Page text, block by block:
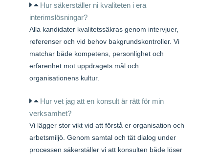
Hur säkerställer ni kvaliteten i era
interimslösningar?
Alla kandidater kvalitetssäkras genom intervjuer,
referenser och vid behov bakgrundskontroller. Vi
matchar både kompetens, personlighet och
erfarenhet mot uppdragets mål och
organisationens kultur.
Hur vet jag att en konsult är rätt för min
verksamhet?
Vi lägger stor vikt vid att förstå er organisation och
arbetsmiljö. Genom samtal och tät dialog under
processen säkerställer vi att konsulten både löser